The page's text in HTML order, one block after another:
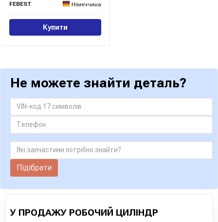
FEBEST
Німеччина
Купити
Не можете знайти деталь?
Підібрати
У ПРОДАЖУ РОБОЧИЙ ЦИЛІНДР